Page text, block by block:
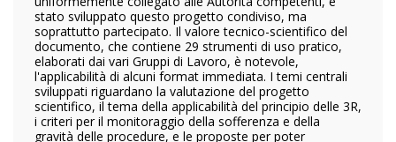
stato sviluppato questo progetto condiviso, ma
soprattutto partecipato. Il valore tecnico-scientifico del
documento, che contiene 29 strumenti di uso pratico,
elaborati dai vari Gruppi di Lavoro, è notevole,
l'applicabilità di alcuni format immediata. I temi centrali
sviluppati riguardano la valutazione del progetto
scientifico, il tema della applicabilità del principio delle 3R,
i criteri per il monitoraggio della sofferenza e della
gravità delle procedure, e le proposte per poter